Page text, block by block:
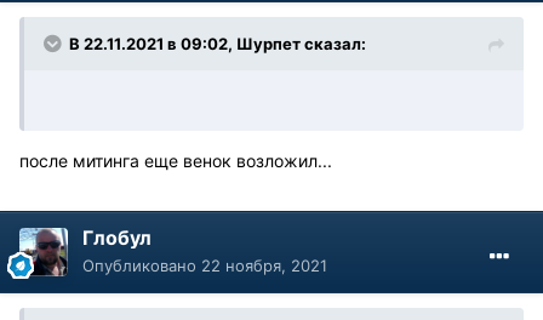
В 22.11.2021 в 09:02, Шурпет сказал:
после митинга еще венок возложил...
Глобул
Опубликовано 22 ноября, 2021